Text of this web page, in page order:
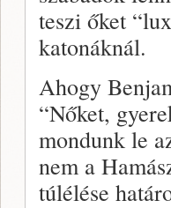
teszi őket
katonáknál.
Ahogy
“Nőket,
mondunk le
nem a
túlélése